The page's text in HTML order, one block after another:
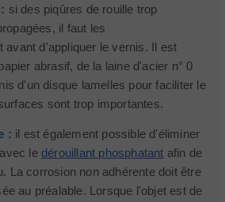
si des piqûres de rouille trop
il faut les
avant d'appliquer le vernis. Il est
abrasif, de la laine d'acier n° 0
d'un disque lamelles pour faciliter le
sont trop importantes.
: il est également possible d'éliminer
le dérouillant phosphatant afin de
La corrosion non adhérente doit être
au préalable. Lorsque l'objet est de